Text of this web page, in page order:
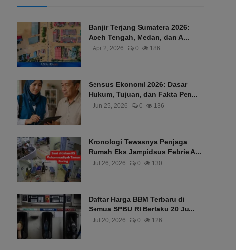
Banjir Terjang Sumatera 2026:
Aceh Tengah, Medan, dan A...
Apr 2, 2026 0 186
Sensus Ekonomi 2026: Dasar
Hukum, Tujuan, dan Fakta Pen...
Jun 25, 2026 0 136
Kronologi Tewasnya Penjaga
Rumah Eks Jampidsus Febrie A...
Jul 26, 2026 0 130
Daftar Harga BBM Terbaru di
Semua SPBU RI Berlaku 20 Ju...
Jul 20, 2026 0 126